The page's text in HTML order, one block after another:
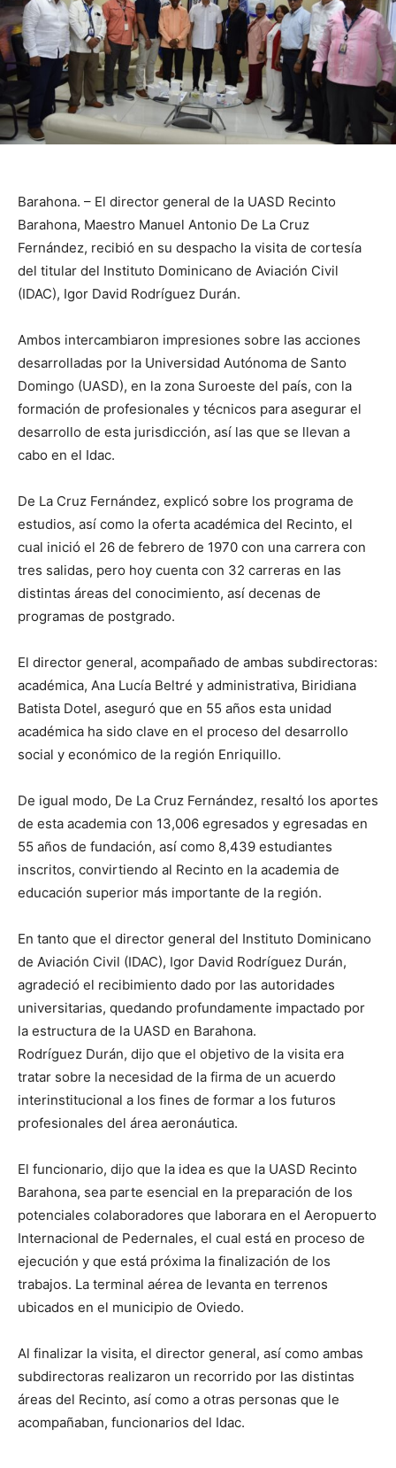
Barahona. – El director general de la UASD Recinto
Barahona, Maestro Manuel Antonio De La Cruz
Fernández, recibió en su despacho la visita de cortesía
del titular del Instituto Dominicano de Aviación Civil
(IDAC), Igor David Rodríguez Durán.
Ambos intercambiaron impresiones sobre las acciones
desarrolladas por la Universidad Autónoma de Santo
Domingo (UASD), en la zona Suroeste del país, con la
formación de profesionales y técnicos para asegurar el
desarrollo de esta jurisdicción, así las que se llevan a
cabo en el Idac.
De La Cruz Fernández, explicó sobre los programa de
estudios, así como la oferta académica del Recinto, el
cual inició el 26 de febrero de 1970 con una carrera con
tres salidas, pero hoy cuenta con 32 carreras en las
distintas áreas del conocimiento, así decenas de
programas de postgrado.
El director general, acompañado de ambas subdirectoras:
académica, Ana Lucía Beltré y administrativa, Biridiana
Batista Dotel, aseguró que en 55 años esta unidad
académica ha sido clave en el proceso del desarrollo
social y económico de la región Enriquillo.
De igual modo, De La Cruz Fernández, resaltó los aportes
de esta academia con 13,006 egresados y egresadas en
55 años de fundación, así como 8,439 estudiantes
inscritos, convirtiendo al Recinto en la academia de
educación superior más importante de la región.
En tanto que el director general del Instituto Dominicano
de Aviación Civil (IDAC), Igor David Rodríguez Durán,
agradeció el recibimiento dado por las autoridades
universitarias, quedando profundamente impactado por
la estructura de la UASD en Barahona.
Rodríguez Durán, dijo que el objetivo de la visita era
tratar sobre la necesidad de la firma de un acuerdo
interinstitucional a los fines de formar a los futuros
profesionales del área aeronáutica.
El funcionario, dijo que la idea es que la UASD Recinto
Barahona, sea parte esencial en la preparación de los
potenciales colaboradores que laborara en el Aeropuerto
Internacional de Pedernales, el cual está en proceso de
ejecución y que está próxima la finalización de los
trabajos. La terminal aérea de levanta en terrenos
ubicados en el municipio de Oviedo.
Al finalizar la visita, el director general, así como ambas
subdirectoras realizaron un recorrido por las distintas
áreas del Recinto, así como a otras personas que le
acompañaban, funcionarios del Idac.